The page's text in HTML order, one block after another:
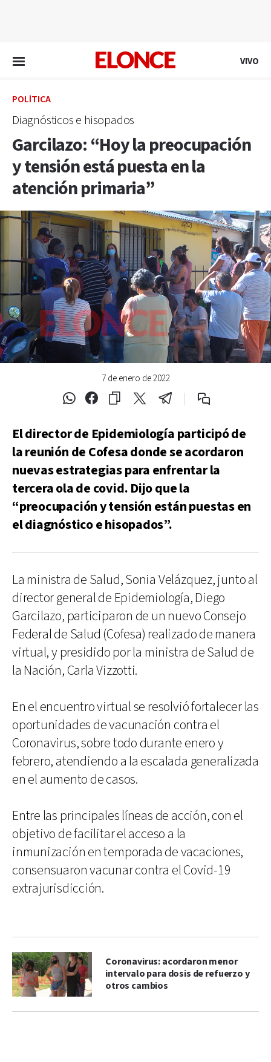
VIVO
POLÍTICA
Diagnósticos e hisopados
Garcilazo: “Hoy la preocupación
y tensión está puesta en la
atención primaria”
7 de enero de 2022
El director de Epidemiología participó de
la reunión de Cofesa donde se acordaron
nuevas estrategias para enfrentar la
tercera ola de covid. Dijo que la
“preocupación y tensión están puestas en
el diagnóstico e hisopados”.
La ministra de Salud, Sonia Velázquez, junto al
director general de Epidemiología, Diego
Garcilazo, participaron de un nuevo Consejo
Federal de Salud (Cofesa) realizado de manera
virtual, y presidido por la ministra de Salud de
la Nación, Carla Vizzotti.
En el encuentro virtual se resolvió fortalecer las
oportunidades de vacunación contra el
Coronavirus, sobre todo durante enero y
febrero, atendiendo a la escalada generalizada
en el aumento de casos.
Entre las principales líneas de acción, con el
objetivo de facilitar el acceso a la
inmunización en temporada de vacaciones,
consensuaron vacunar contra el Covid-19
extrajurisdicción.
Coronavirus: acordaron menor
intervalo para dosis de refuerzo y
otros cambios